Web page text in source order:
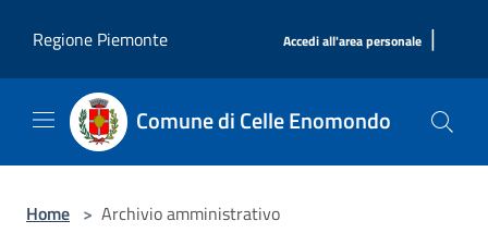
Regione Piemonte
Accedi all'area personale |
Comune di Celle Enomondo
Home > Archivio amministrativo